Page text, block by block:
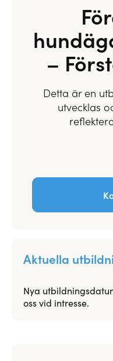
–
Detta är en
utvecklas
Aktuella
Nya
oss vid intresse.